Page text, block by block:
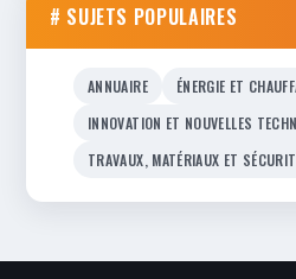
# SUJETS POPULAIRES
ANNUAIRE ÉNERGIE ET
INNOVATION ET NOUVELLES
TRAVAUX, MATÉRIAUX ET